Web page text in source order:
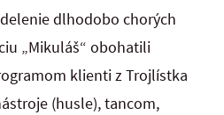
dlhodobo chorých
„Mikuláš“ obohatili
klienti z Trojlístka
(husle), tancom,